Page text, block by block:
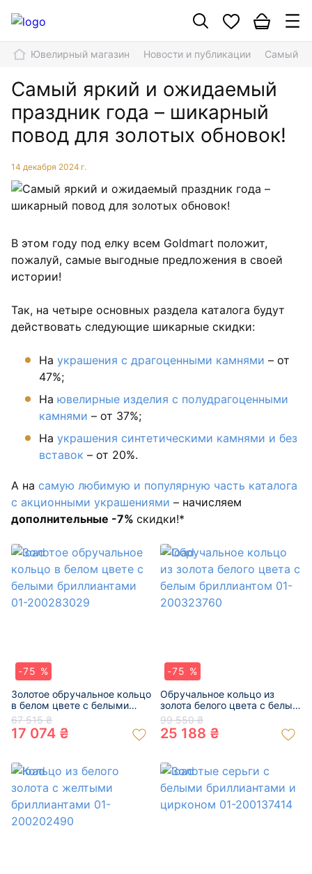
Ювелирный магазин Новости и публикации Самый
Самый яркий и ожидаемый
праздник года – шикарный
повод для золотых обновок!
14 декабря 2024 г.
В этом году под елку всем Goldmart положит,
пожалуй, самые выгодные предложения в своей
истории!
Так, на четыре основных раздела каталога будут
действовать следующие шикарные скидки:
На украшения с драгоценными камнями – от
47%;
На ювелирные изделия с полудрагоценными
камнями – от 37%;
На украшения синтетическими камнями и без
вставок – от 20%.
А на самую любимую и популярную часть каталога
с акционными украшениями – начисляем
дополнительные -7% скидки!*
-75 %
Золотое обручальное кольцо
в белом цвете с белыми
бриллиантами 01-200283029
67 515 ₴
17 074 ₴
-75 %
Обручальное кольцо из
золота белого цвета с белым
бриллиантом 01-200323760
99 550 ₴
25 188 ₴